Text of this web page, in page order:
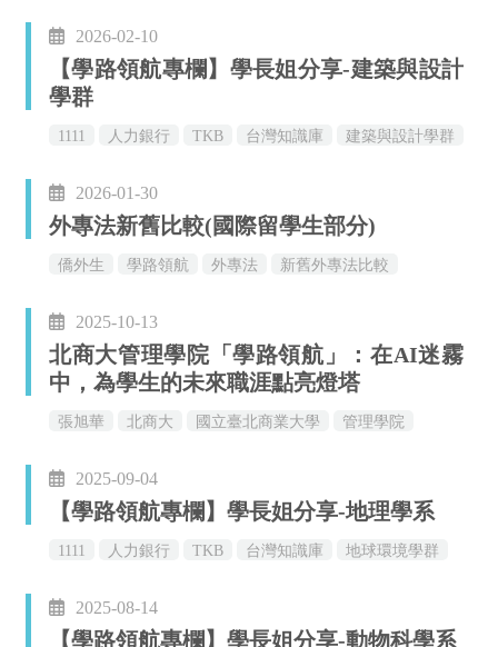
2026-02-10
【學路領航專欄】學長姐分享-建築與設計
學群
1111 人力銀行 TKB 台灣知識庫
建築與設計學群
2026-01-30
外專法新舊比較(國際留學生部分)
僑外生 學路領航 外專法
新舊外專法比較
2025-10-13
北商大管理學院「學路領航」：在AI迷霧
中，為學生的未來職涯點亮燈塔
張旭華 北商大 國立臺北商業大學
管理學院
2025-09-04
【學路領航專欄】學長姐分享-地理學系
1111 人力銀行 TKB 台灣知識庫
地球環境學群
2025-08-14
【學路領航專欄】學長姐分享-動物科學系